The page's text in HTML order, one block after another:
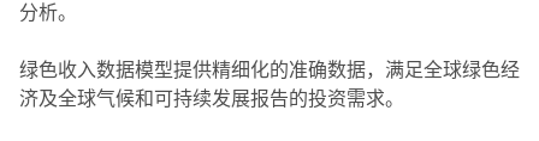
分析。
绿色收入数据模型提供精细化的准确数据，满足全球绿色经
济及全球气候和可持续发展报告的投资需求。